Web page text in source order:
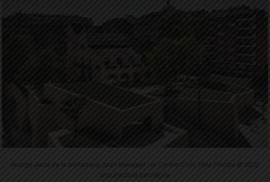
Imatge aèria de la biblioteca Joan Maragall i el Centre Cívic Vil·la Florida © BCQ
arquitectura barcelona